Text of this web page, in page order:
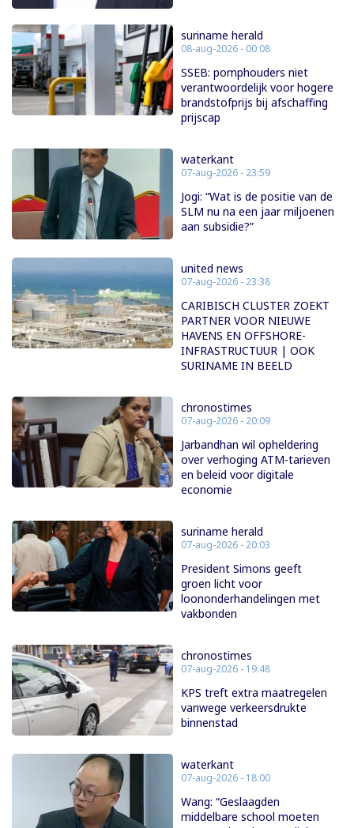
suriname herald
08-aug-2026 - 00:08
SSEB: pomphouders niet
verantwoordelijk voor hogere
brandstofprijs bij afschaffing
prijscap
waterkant
07-aug-2026 - 23:59
Jogi: “Wat is de positie van de
SLM nu na een jaar miljoenen
aan subsidie?”
united news
07-aug-2026 - 23:38
CARIBISCH CLUSTER ZOEKT
PARTNER VOOR NIEUWE
HAVENS EN OFFSHORE-
INFRASTRUCTUUR | OOK
SURINAME IN BEELD
chronostimes
07-aug-2026 - 20:09
Jarbandhan wil opheldering
over verhoging ATM-tarieven
en beleid voor digitale
economie
suriname herald
07-aug-2026 - 20:03
President Simons geeft
groen licht voor
loononderhandelingen met
vakbonden
chronostimes
07-aug-2026 - 19:48
KPS treft extra maatregelen
vanwege verkeersdrukte
binnenstad
waterkant
07-aug-2026 - 18:00
Wang: “Geslaagden
middelbare school moeten